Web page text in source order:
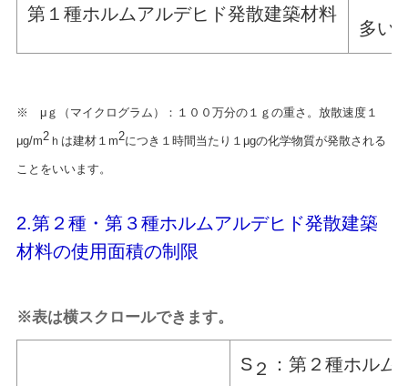
第１種ホルムアルデヒド発散建築材料
多い
※ μｇ（マイクログラム）：１００万分の１ｇの重さ。放散速度１
μg/m2ｈは建材１m2につき１時間当たり１μgの化学物質が発散される
ことをいいます。
2.第２種・第３種ホルムアルデヒド発散建築
材料の使用面積の制限
※表は横スクロールできます。
S ２ ：第２種ホル